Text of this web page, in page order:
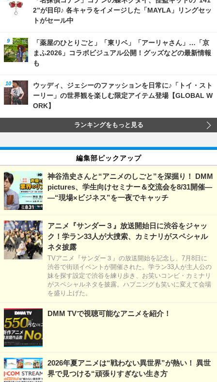
2”が目印♪ 各キャラをイメージした「MAYLA」リングセッ
トがセール中
「薬屋のひとりごと」「東リベ」「アーリャさん」…「京
まふ2026」コラボビジュアル公開！グッズなどの最新情報
も
ウッディ、ジェシーのファッションを日常に♪「トイ・スト
ーリー」の世界観を楽しむ限定アイテム登場【GLOBAL W
ORK】
ランキングをもっと見る
編集部ピックアップ
神谷浩史さんと“アニメのしごと”を深掘り！ DMM
pictures、学生向けセミナー＆交流会を8/31開催―
―“現場×ビジネス”を一夜でキャッチ
アニメ『サンダー３』放送開始日に渋谷をジャッ
ク！学ラン33人が大捜索、カミナリがスペシャル
ネタ披露
TVアニメ『サンダー３』の放送開始を記念し、7月8日に
渋谷で街頭イベントが開催された。学ラン33人が主人公の
妹を探す設定で渋谷を練り歩き、お笑いコンビ・カミナリ
がスペシャルネタを披露。ハプニングも笑いに変えて会場
を盛り上げた。
DMM TVで視聴可能なアニメを紹介！
2026年夏アニメは“戦わない異世界”が熱い！ 異世
界で見つける“頑張りすぎない生き方